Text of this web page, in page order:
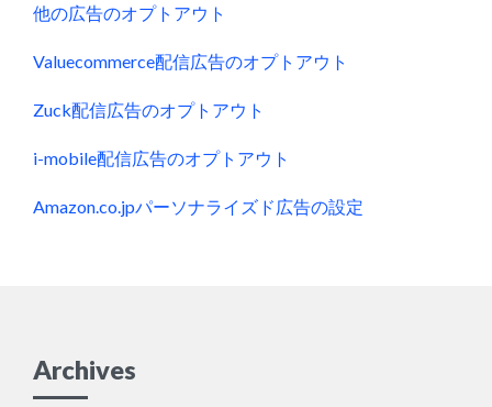
他の広告のオプトアウト
Valuecommerce配信広告のオプトアウト
Zuck配信広告のオプトアウト
i-mobile配信広告のオプトアウト
Amazon.co.jpパーソナライズド広告の設定
Archives